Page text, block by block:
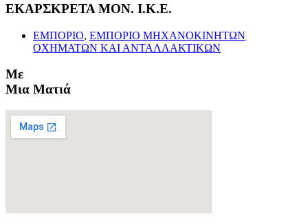
ΕΚΑΡΣΚΡΕΤΑ ΜΟΝ. Ι.Κ.Ε.
ΕΜΠΟΡΙΟ, ΕΜΠΟΡΙΟ ΜΗΧΑΝΟΚΙΝΗΤΩΝ
ΟΧΗΜΑΤΩΝ ΚΑΙ ΑΝΤΑΛΛΑΚΤΙΚΩΝ
Με
Μια Ματιά